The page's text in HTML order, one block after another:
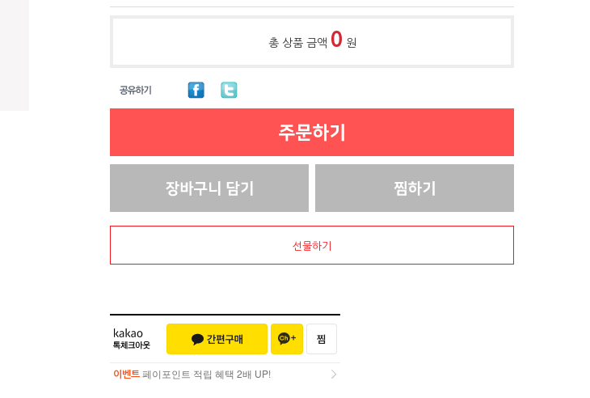
총 상품 금액 0 원
선물하기
이벤트 페이포인트 적립 혜택 2배 UP!